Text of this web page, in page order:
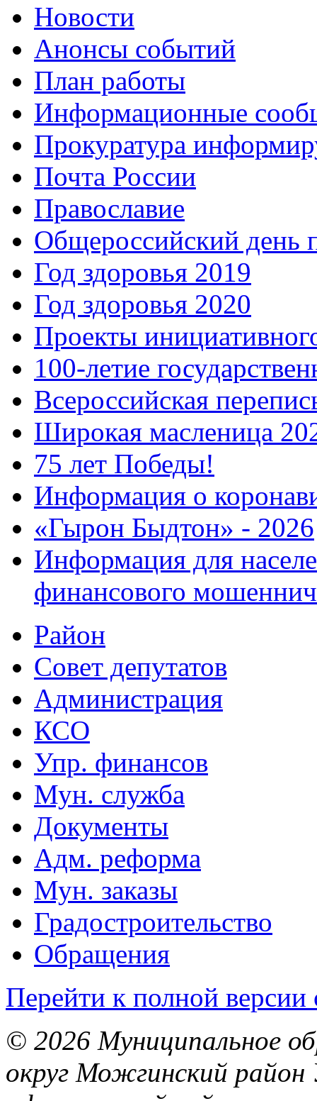
Новости
Анонсы событий
План работы
Информационные
Прокуратура
Почта России
Православие
Общероссийский день
Год здоровья 2019
Год здоровья 2020
Проекты
100-летие
Всероссийская
Широкая масленица
75 лет Победы!
Информация о
«Гырон Быдтон» - 2026
Информация для
финансового
Район
Совет депутатов
Администрация
КСО
Упр. финансов
Мун. служба
Документы
Адм. реформа
Мун. заказы
Градостроительство
Обращения
Перейти к полной версии
© 2026 Муниципальное
округ Можгинский район